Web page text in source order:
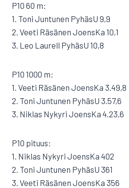
P10 60 m:
1. Toni Juntunen PyhäsU 9,9
2. Veeti Räsänen JoensKa 10,1
3. Leo Laurell PyhäsU 10,8
P10 1000 m:
1. Veeti Räsänen JoensKa 3.49,8
2. Toni Juntunen PyhäsU 3.57,6
3. Niklas Nykyri JoensKa 4.23,6
P10 pituus:
1. Niklas Nykyri JoensKa 402
2. Toni Juntunen PyhäsU 361
3. Veeti Räsänen JoensKa 356